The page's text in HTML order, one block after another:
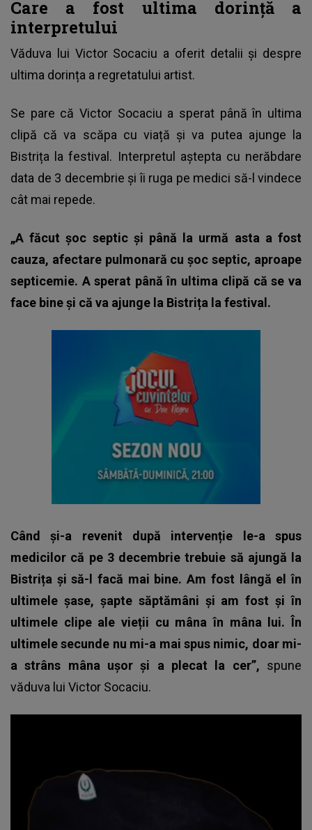
Care a fost ultima dorință a
interpretului
Văduva lui Victor Socaciu a oferit detalii și despre
ultima dorința a regretatului artist.
Se pare că Victor Socaciu a sperat până în ultima
clipă că va scăpa cu viață și va putea ajunge la
Bistrița la festival. Interpretul aștepta cu nerăbdare
data de 3 decembrie și îi ruga pe medici să-l vindece
cât mai repede.
„A făcut șoc septic și până la urmă asta a fost
cauza, afectare pulmonară cu șoc septic, aproape
septicemie. A sperat până în ultima clipă că se va
face bine și că va ajunge la Bistrița la festival.
Când și-a revenit după intervenție le-a spus
medicilor că pe 3 decembrie trebuie să ajungă la
Bistrița și să-l facă mai bine. Am fost lângă el în
ultimele șase, șapte săptămâni și am fost și în
ultimele clipe ale vieții cu mâna în mâna lui. În
ultimele secunde nu mi-a mai spus nimic, doar mi-
a strâns mâna ușor și a plecat la cer”, spune
văduva lui Victor Socaciu.